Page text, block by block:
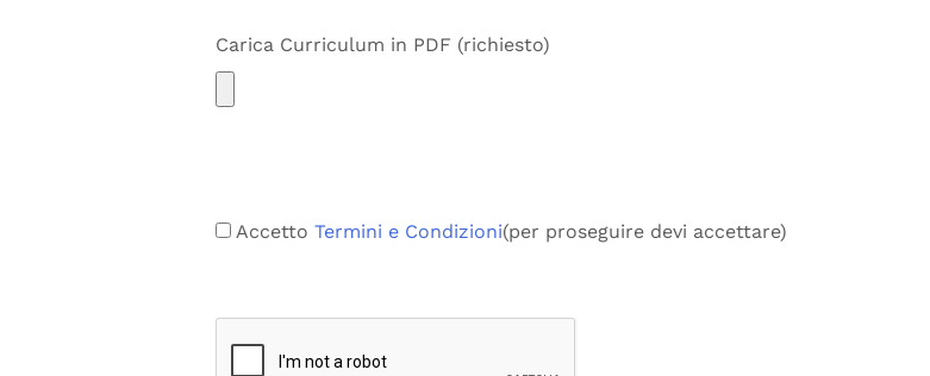
Carica Curriculum in PDF (richiesto)
Accetto Termini e Condizioni(per proseguire devi accettare)